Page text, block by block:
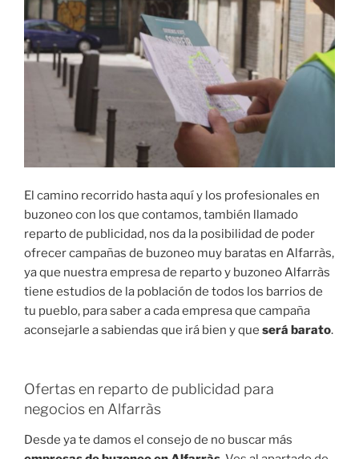
El camino recorrido hasta aquí y los profesionales en
buzoneo con los que contamos, también llamado
reparto de publicidad, nos da la posibilidad de poder
ofrecer campañas de buzoneo muy baratas en Alfarràs,
ya que nuestra empresa de reparto y buzoneo Alfarràs
tiene estudios de la población de todos los barrios de
tu pueblo, para saber a cada empresa que campaña
aconsejarle a sabiendas que irá bien y que será barato.
Ofertas en reparto de publicidad para
negocios en Alfarràs
Desde ya te damos el consejo de no buscar más